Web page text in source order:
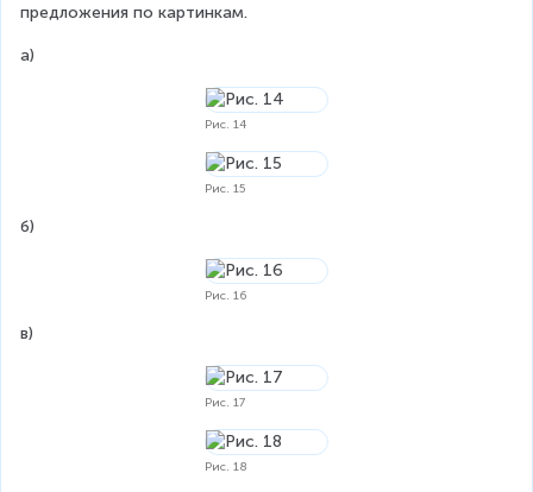
предложения по картинкам.
а)
Рис. 14
Рис. 15
б)
Рис. 16
в)
Рис. 17
Рис. 18